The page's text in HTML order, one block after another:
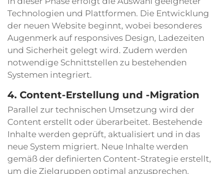
Technologien und Plattformen. Die Entwicklung
der neuen Website beginnt, wobei besonderes
Augenmerk auf responsives Design, Ladezeiten
und Sicherheit gelegt wird. Zudem werden
notwendige Schnittstellen zu bestehenden
Systemen integriert.
4. Content-Erstellung und -Migration
Parallel zur technischen Umsetzung wird der
Content erstellt oder überarbeitet. Bestehende
Inhalte werden geprüft, aktualisiert und in das
neue System migriert. Neue Inhalte werden
gemäß der definierten Content-Strategie erstellt,
um die Zielgruppen optimal anzusprechen.